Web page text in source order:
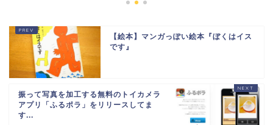
【絵本】マンガっぽい絵本『ぼくはイス
です』
振って写真を加工する無料のトイカメラ
アプリ「ふるポラ」をリリースしてま
す...